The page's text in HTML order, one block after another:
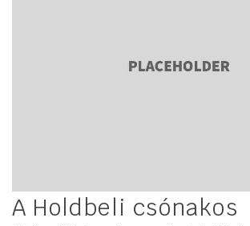
A Holdbeli csónakos